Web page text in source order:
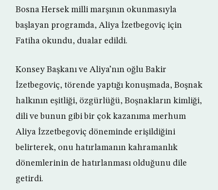
Bosna Hersek milli marşının okunmasıyla
başlayan programda, Aliya İzetbegoviç için
Fatiha okundu, dualar edildi.
Konsey Başkanı ve Aliya’nın oğlu Bakir
İzetbegoviç, törende yaptığı konuşmada, Boşnak
halkının eşitliği, özgürlüğü, Boşnakların kimliği,
dili ve bunun gibi bir çok kazanıma merhum
Aliya İzzetbegoviç döneminde erişildiğini
belirterek, onu hatırlamanın kahramanlık
dönemlerinin de hatırlanması olduğunu dile
getirdi.